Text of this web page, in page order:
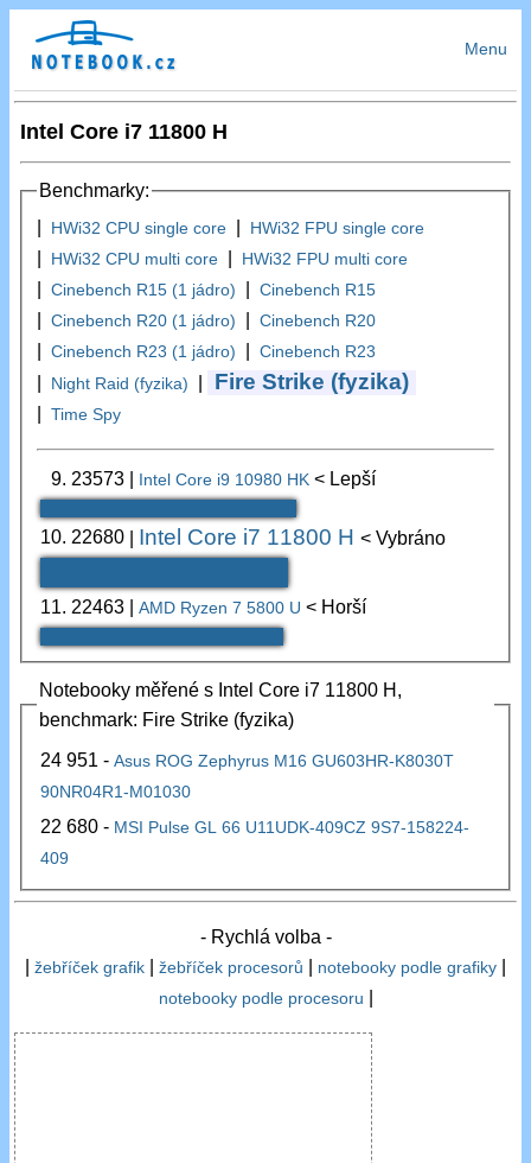
Menu
Intel Core i7 11800 H
Benchmarky:
HWi32 CPU single core HWi32 FPU single core
HWi32 CPU multi core HWi32 FPU multi core
|Cinebench R15 (1 jádro) |Cinebench R15
|Cinebench R20 (1 jádro) |Cinebench R20
|Cinebench R23 (1 jádro) |Cinebench R23
Night Raid (fyzika) Fire Strike (fyzika)
|Time Spy
9. 23573 Intel Core i9 10980 HK< Lepší
10. 22680 Intel Core i7 11800 H< Vybráno
11. 22463 |AMD Ryzen 7 5800 U< Horší
Notebooky měřené s Intel Core i7 11800 H,
benchmark: Fire Strike (fyzika)
24 951 -Asus ROG Zephyrus M16 GU603HR-K8030T
90NR04R1-M01030
22 680 - MSI Pulse GL 66 U11UDK-409CZ 9S7-158224-
409
- Rychlá volba -
žebříček grafik žebříček procesorů notebooky podle grafiky
notebooky podle procesoru